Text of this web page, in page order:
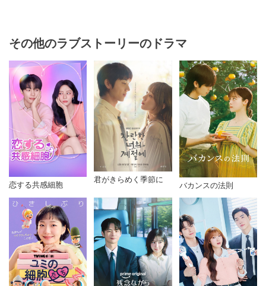
その他のラブストーリーのドラマ
恋する共感細胞
君がきらめく季節に
バカンスの法則